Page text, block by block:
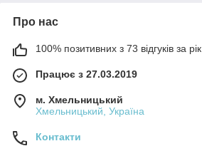
Про нас
100% позитивних з 73 відгуків за рік
Працює з 27.03.2019
м. Хмельницький
Хмельницький, Україна
Контакти